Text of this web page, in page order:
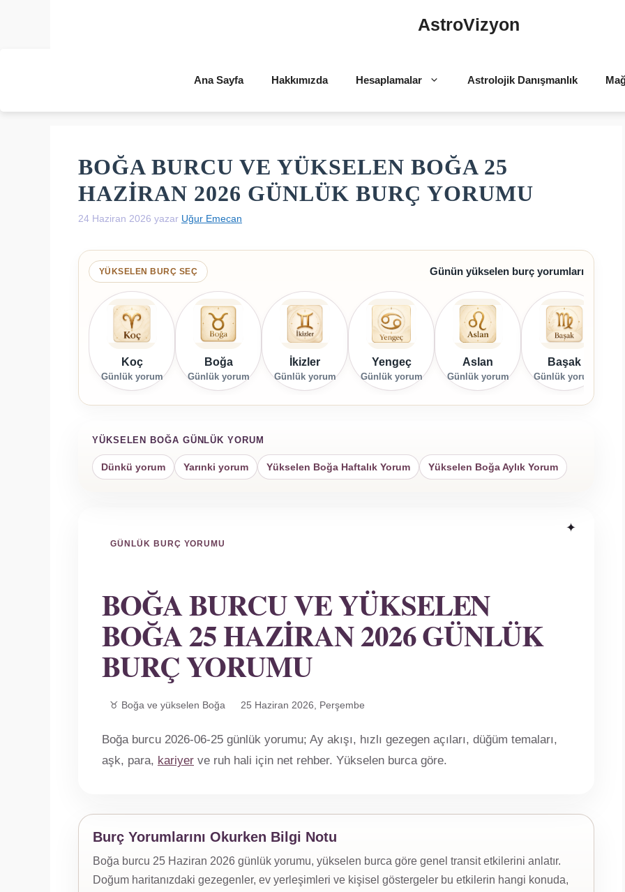
AstroVizyon
Ana Sayfa Hakkımızda Hesaplamalar Astrolojik Danışmanlık
BOĞA BURCU VE YÜKSELEN BOĞA 25
HAZIRAN 2026 GÜNLÜK BURÇ YORUMU
24 Haziran 2026 yazar Uğur Emecan
YÜKSELEN BURÇ SEÇ Günün yükselen burç yorumları
Koç
Günlük yorum
Boğa
Günlük yorum
İkizler
Günlük yorum
Yengeç
Günlük yorum
Aslan
Günlük yorum
Başak
Günlük yorum
YÜKSELEN BOĞA GÜNLÜK YORUM
Dünkü yorum Yarınki yorum Yükselen Boğa Haftalık Yorum Yükselen Boğa Aylık Yorum
GÜNLÜK BURÇ YORUMU
BOĞA BURCU VE YÜKSELEN
BOĞA 25 HAZIRAN 2026 GÜNLÜK
BURÇ YORUMU
♉ Boğa ve yükselen Boğa 25 Haziran 2026, Perşembe
Boğa burcu 2026-06-25 günlük yorumu; Ay akışı, hızlı gezegen açıları, düğüm temaları,
aşk, para, kariyer ve ruh hali için net rehber. Yükselen burca göre.
Burç Yorumlarını Okurken Bilgi Notu
Boğa burcu 25 Haziran 2026 günlük yorumu, yükselen burca göre genel transit etkilerini anlatır.
Doğum haritanızdaki gezegenler, ev yerleşimleri ve kişisel göstergeler bu etkilerin hangi konuda,